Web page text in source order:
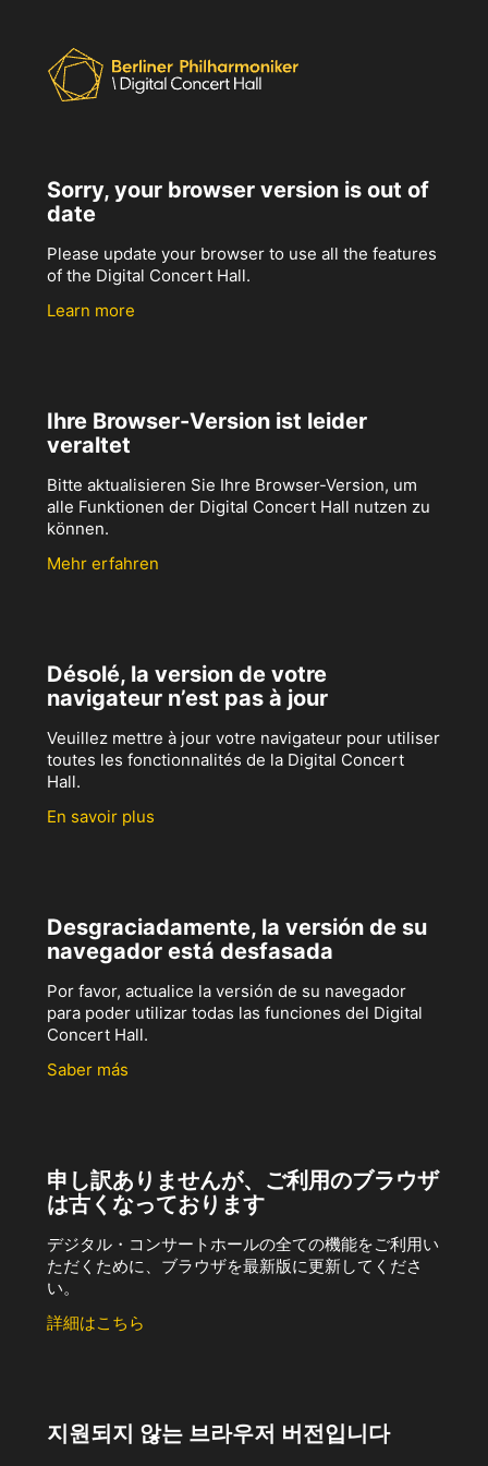
Sorry, your browser version is out of
date
Please update your browser to use all the features
of the Digital Concert Hall.
Learn more
Ihre Browser-Version ist leider
veraltet
Bitte aktualisieren Sie Ihre Browser-Version, um
alle Funktionen der Digital Concert Hall nutzen zu
können.
Mehr erfahren
Désolé, la version de votre
navigateur n’est pas à jour
Veuillez mettre à jour votre navigateur pour utiliser
toutes les fonctionnalités de la Digital Concert
Hall.
En savoir plus
Desgraciadamente, la versión de su
navegador está desfasada
Por favor, actualice la versión de su navegador
para poder utilizar todas las funciones del Digital
Concert Hall.
Saber más
申し訳ありませんが、ご利用のブラウザ
は古くなっております
デジタル・コンサートホールの全ての機能をご利用い
ただくために、ブラウザを最新版に更新してくださ
い。
詳細はこちら
지원되지 않는 브라우저 버전입니다